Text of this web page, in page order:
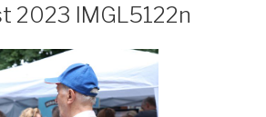
2023 IMGL5122n